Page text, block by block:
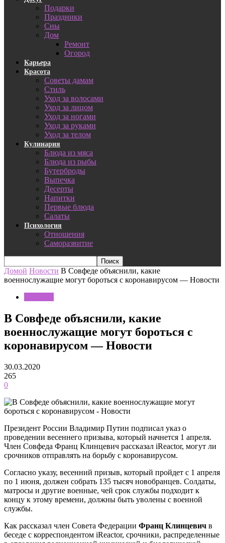
Подарки
Праздники
Сны
Дом
Ремонт
Огород
Карьера
Красота
Советы дамам
Стиль
Уход за волосами
Уход за лицом
Уход за ногами
Уход за руками
Уход за телом
Кулинария
Блюда из мяса
Блюда из рыбы
Бутерброды
Выпечка
Десерты
Напитки
Первые блюда
Салаты
Психология
Отношения
Саморазвитие
Домой Новости В Совфеде объяснили, какие
военнослужащие могут бороться с коронавирусом — Новости
В Совфеде объяснили, какие
военнослужащие могут бороться с
коронавирусом — Новости
30.03.2020
265
0
Президент России Владимир Путин подписал указ о
проведении весеннего призыва, который начнется 1 апреля.
Член Совфеда Франц Клинцевич рассказал iReactor, могут ли
срочников отправлять на борьбу с коронавирусом.
Согласно указу, весенний призыв, который пройдет с 1 апреля
по 1 июня, должен собрать 135 тысяч новобранцев. Солдаты,
матросы и другие военные, чей срок службы подходит к
концу к этому времени, должны быть уволены с военной
службы.
Как рассказал член Совета Федерации Франц Клинцевич в
беседе с корреспондентом iReactor, срочники, распределенные